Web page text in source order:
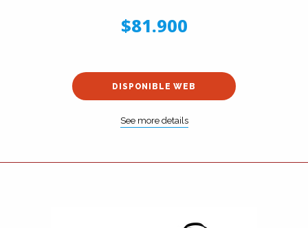
$81.900
DISPONIBLE WEB
See more details